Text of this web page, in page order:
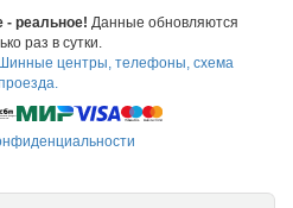
- реальное! Данные обновляются
раз в сутки.
центры, телефоны, схема